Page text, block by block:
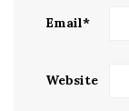
Email*
Website